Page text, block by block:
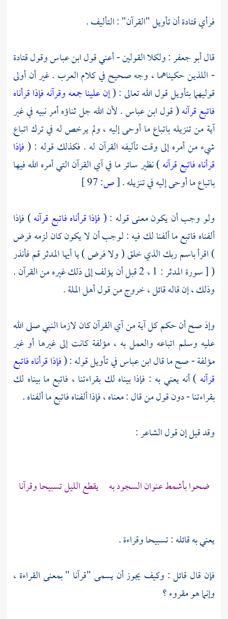
فرأيقتادةأن تأويل "القرآن" : التأليف .
قالأبو جعفر: ولكلا القولين - أعني قولابن عباسوقولقتادة
- اللذين حكيناهما ، وجه صحيح في كلامالعرب . غير أن أولى
قوليهما بتأويل قول الله تعالى : (إن علينا جمعه وقرآنه فإذا قرأناه
فاتبع قرآنه( قول ابن عباس . لأن الله جل ثناؤه أمر نبيه في غير
آية من تنزيله باتباع ما أوحى إليه ، ولم يرخص له في ترك اتباع
شيء من أمره إلى وقت تأليفه القرآن له . فكذلك قوله : (فإذا
قرأناه فاتبع قرآنه) نظير سائر ما في آي القرآن التي أمره الله فيها
باتباع ما أوحى إليه في تنزيله .[ص:
ولو وجب أن يكون معنى قوله : (فإذا قرأناه فاتبع قرآنه) فإذا
ألفناه فاتبع ما ألفنا لك فيه : لوجب أن لا يكون كان لزمه فرض
) اقرأ باسم ربك الذي خلق ( ولا فرض ) يا أيها المدثر قم فأنذر
( [ سورة المدثر : 1 ، 2 قبل أن يؤلف إلى ذلك غيره من القرآن .
وذلك ، إن قاله قائل ، خروج من قول أهل الملة .
وإذ صح أن حكم كل آية من آي القرآن كان لازما النبي صلى الله
عليه وسلم اتباعه والعمل به ، مؤلفة كانت إلى غيرها أو غير
مؤلفة - صح ما قالابن عباسفي تأويل قوله : (فإذا قرأناه فاتبع
قرآنه ) أنه يعني به : فإذا بيناه لك بقراءتنا ، فاتبع ما بيناه لك
بقراءتنا - دون قول من قال : معناه ، فإذا ألفناه فاتبع ما ألفناه .
وقد قيل إن قول الشاعر :
ضحوا بأشمط عنوان السجود به يقطع الليل تسبيحا وقرآنا
يعني به قائله : تسبيحا وقراءة .
فإن قال قائل : وكيف يجوز أن يسمى "قرآنا " بمعنى القراءة ،
وإنما هو مقروء ؟